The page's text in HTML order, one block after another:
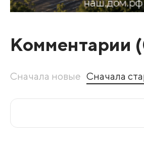
Комментарии (
Сначала новые Сначала